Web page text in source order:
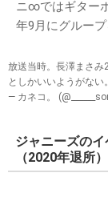
ニ∞ではギター
年9月にグルー
放送当時。長澤まさ
としかいいようがない
— カネコ。
ジャニーズの
（2020年退所）